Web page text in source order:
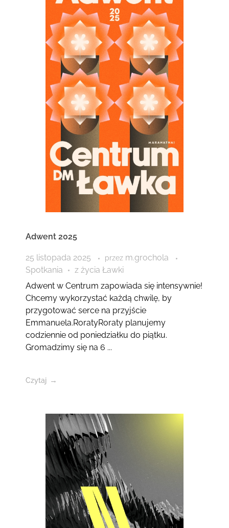
Adwent 2025
25 listopada 2025 przez m.grochola
Spotkania
z życia Ławki
Adwent w Centrum zapowiada się intensywnie!
Chcemy wykorzystać każdą chwilę, by
przygotować serce na przyjście
Emmanuela.RoratyRoraty planujemy
codziennie od poniedziałku do piątku.
Gromadzimy się na 6 ...
Czytaj